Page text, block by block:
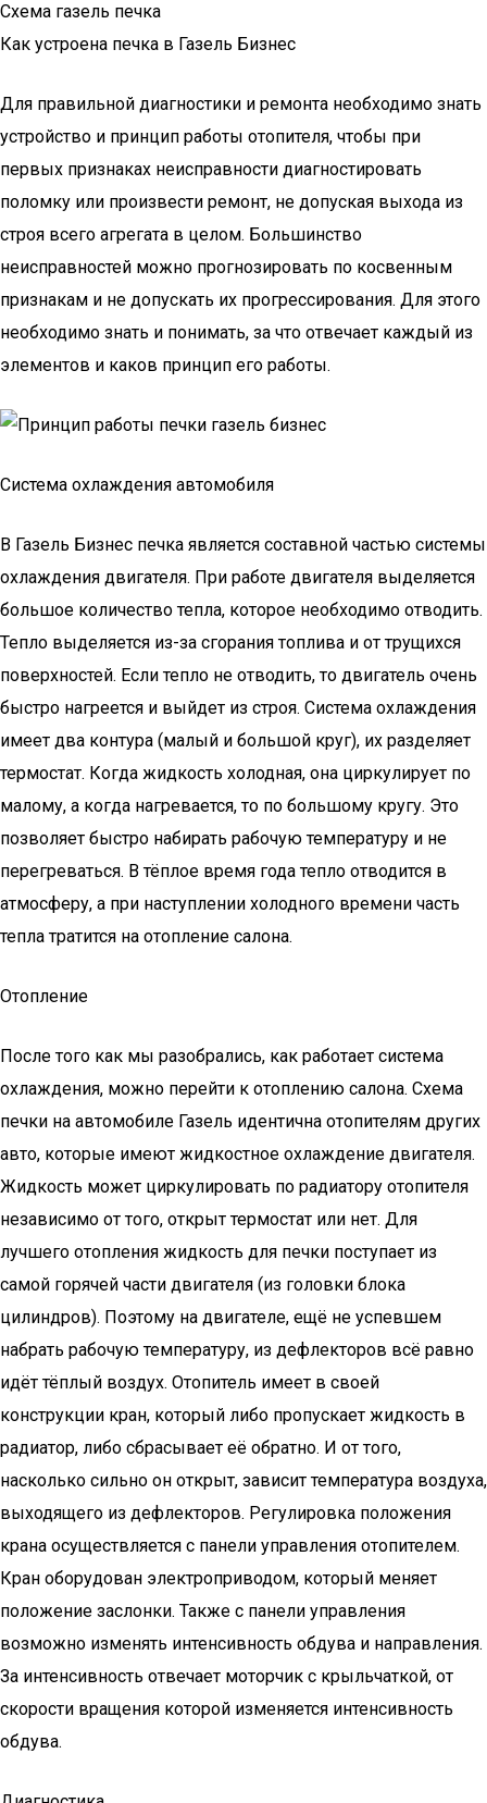
Схема газель печка
Как устроена печка в Газель Бизнес
Для правильной диагностики и ремонта необходимо знать
устройство и принцип работы отопителя, чтобы при
первых признаках неисправности диагностировать
поломку или произвести ремонт, не допуская выхода из
строя всего агрегата в целом. Большинство
неисправностей можно прогнозировать по косвенным
признакам и не допускать их прогрессирования. Для этого
необходимо знать и понимать, за что отвечает каждый из
элементов и каков принцип его работы.
Система охлаждения автомобиля
В Газель Бизнес печка является составной частью системы
охлаждения двигателя. При работе двигателя выделяется
большое количество тепла, которое необходимо отводить.
Тепло выделяется из-за сгорания топлива и от трущихся
поверхностей. Если тепло не отводить, то двигатель очень
быстро нагреется и выйдет из строя. Система охлаждения
имеет два контура (малый и большой круг), их разделяет
термостат. Когда жидкость холодная, она циркулирует по
малому, а когда нагревается, то по большому кругу. Это
позволяет быстро набирать рабочую температуру и не
перегреваться. В тёплое время года тепло отводится в
атмосферу, а при наступлении холодного времени часть
тепла тратится на отопление салона.
Отопление
После того как мы разобрались, как работает система
охлаждения, можно перейти к отоплению салона. Схема
печки на автомобиле Газель идентична отопителям других
авто, которые имеют жидкостное охлаждение двигателя.
Жидкость может циркулировать по радиатору отопителя
независимо от того, открыт термостат или нет. Для
лучшего отопления жидкость для печки поступает из
самой горячей части двигателя (из головки блока
цилиндров). Поэтому на двигателе, ещё не успевшем
набрать рабочую температуру, из дефлекторов всё равно
идёт тёплый воздух. Отопитель имеет в своей
конструкции кран, который либо пропускает жидкость в
радиатор, либо сбрасывает её обратно. И от того,
насколько сильно он открыт, зависит температура воздуха,
выходящего из дефлекторов. Регулировка положения
крана осуществляется с панели управления отопителем.
Кран оборудован электроприводом, который меняет
положение заслонки. Также с панели управления
возможно изменять интенсивность обдува и направления.
За интенсивность отвечает моторчик с крыльчаткой, от
скорости вращения которой изменяется интенсивность
обдува.